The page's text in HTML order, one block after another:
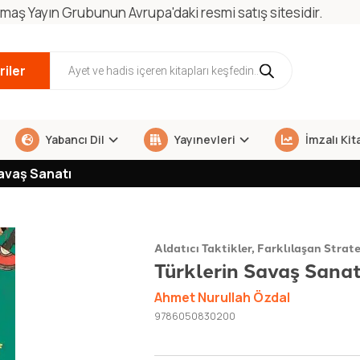
Yayın Grubunun Avrupa'daki resmi satış sitesidir.
Yabancı Dil Yayınevleri İmzalı
Sanatı
Aldatıcı Taktikler, Farklılaşan
Türklerin Savaş
Ahmet Nurullah Özdal
9786050830200